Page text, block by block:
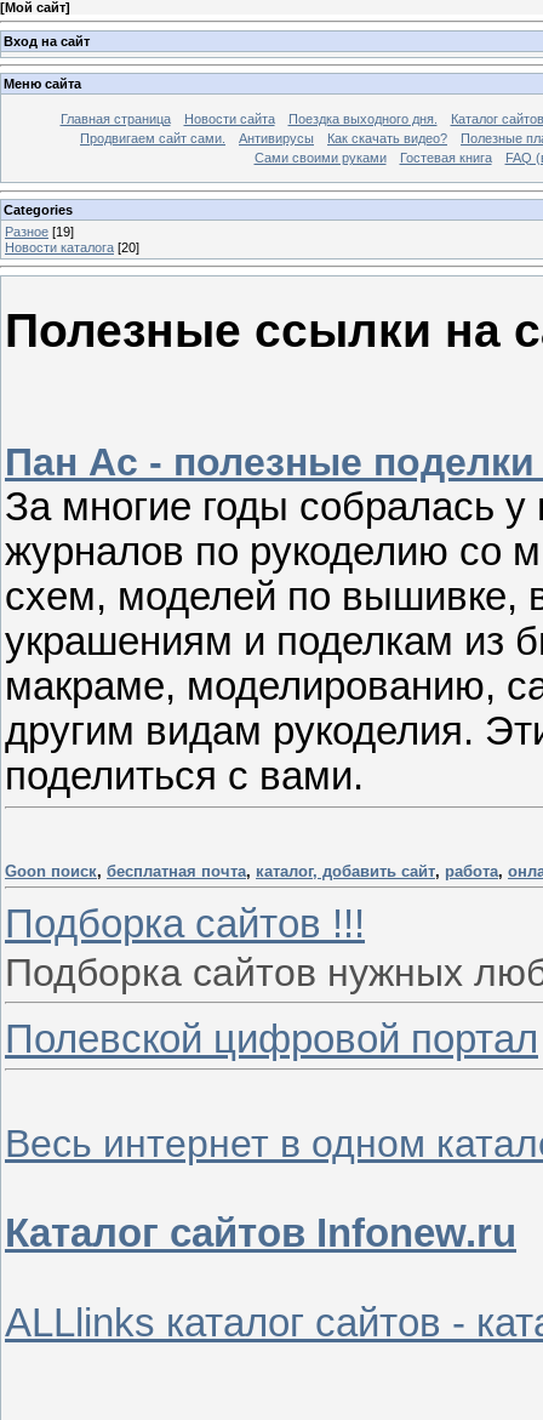
[Мой сайт]
Вход на сайт
Меню сайта
Главная страница Новости сайта Поездка выходного дня.
Каталог сайтов
Продвигаем сайт сами.
Антивирусы Как скачать видео?
Полезные
Сами своими руками
Гостевая книга FAQ
Categories
Разное [19]
Новости каталога [20]
Полезные ссылки на
Пан Ас - полезные
За многие годы собралась
журналов по рукоделию со
схем, моделей по вышивке,
украшениям и поделкам из
макраме, моделированию,
другим видам рукоделия.
поделиться с вами.
Goon поиск, бесплатная почта, каталог, добавить сайт, работа,
Подборка сайтов !!!
Подборка сайтов нужных
Полевской цифровой портал
Весь интернет в одном
Каталог сайтов Infonew.ru
ALLlinks каталог сайтов -